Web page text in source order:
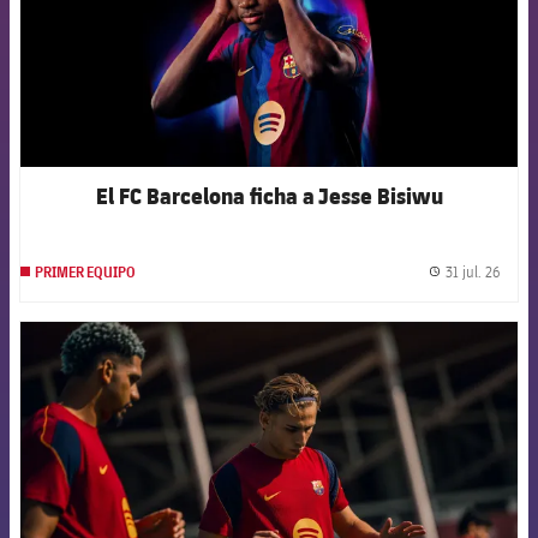
El FC Barcelona ficha a Jesse Bisiwu
PRIMER EQUIPO 31 jul. 26
FCB Barcelona badge